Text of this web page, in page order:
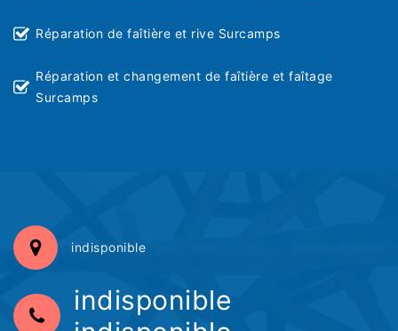
Réparation de faîtière et rive Surcamps
Réparation et changement de faîtière et faîtage
Surcamps
indisponible
indisponible